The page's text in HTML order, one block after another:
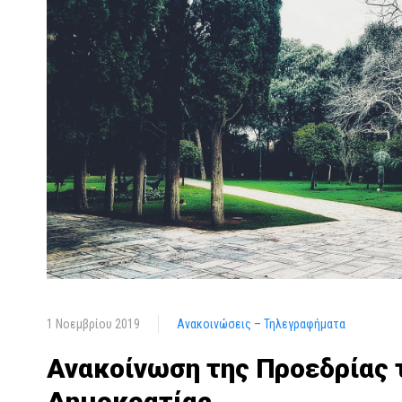
1 Νοεμβρίου 2019 Ανακοινώσεις – Τηλεγραφήματα
Ανακοίνωση της Προεδρίας